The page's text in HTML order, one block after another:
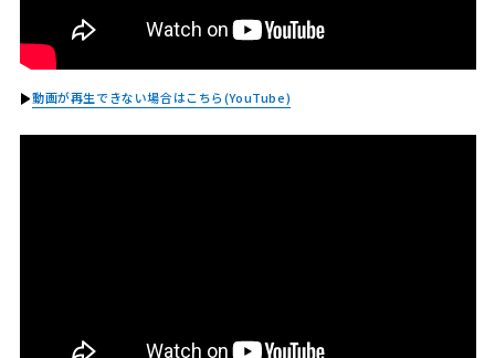
動画が再生できない場合はこちら(YouTube)